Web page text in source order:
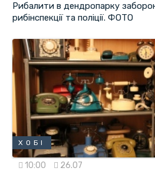
Рибалити в дендропарку
рибінспекції та поліції. ФОТО
ХОБІ
10:00 26.07